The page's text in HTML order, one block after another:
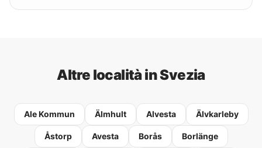
Altre località in Svezia
Ale Kommun Älmhult Alvesta Älvkarleby
Åstorp Avesta Borås Borlänge